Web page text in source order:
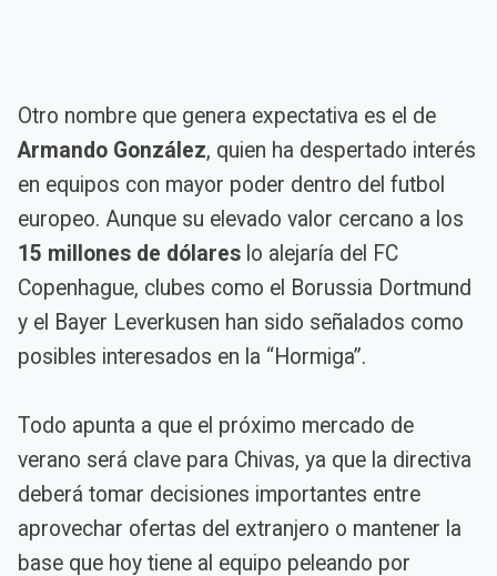
Otro nombre que genera expectativa es el de
Armando González, quien ha despertado interés
en equipos con mayor poder dentro del futbol
europeo. Aunque su elevado valor cercano a los
15 millones de dólares lo alejaría del FC
Copenhague, clubes como el Borussia Dortmund
y el Bayer Leverkusen han sido señalados como
posibles interesados en la “Hormiga”.
Todo apunta a que el próximo mercado de
verano será clave para Chivas, ya que la directiva
deberá tomar decisiones importantes entre
aprovechar ofertas del extranjero o mantener la
base que hoy tiene al equipo peleando por